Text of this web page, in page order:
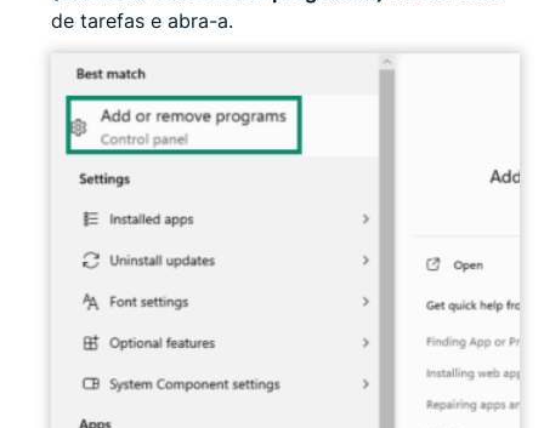
de tarefas e abra-a.